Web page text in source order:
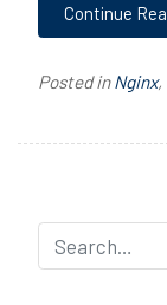
Continue
Posted inNginx,